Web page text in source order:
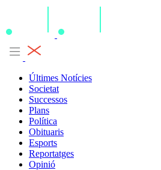
Últimes Notícies
Societat
Successos
Plans
Política
Obituaris
Esports
Reportatges
Opinió